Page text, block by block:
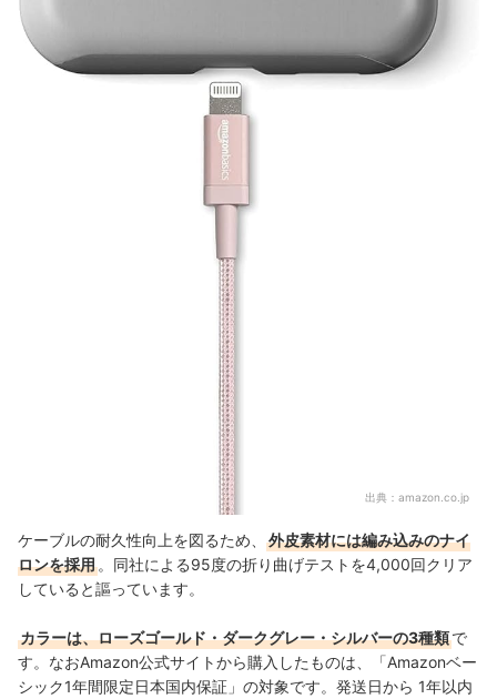
出典： amazon.co.jp
ケーブルの耐久性向上を図るため、
外皮素材には編み込みのナイ
ロンを採用 。同社による95度の折り曲げテストを4,000回クリア
していると謳っています。
カラーは、ローズゴールド・ダークグレー・シルバーの3種類で
す。なおAmazon公式サイトから購入したものは、「Amazonベー
シック1年間限定日本国内保証」の対象です。発送日から 1年以内